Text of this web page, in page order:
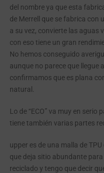
del nombre ya que esta
de Merrell que se fabrica con
a su vez, convierte las aguas
con eso tiene un gran
No hemos conseguido
aunque no parece que llegue
confirmamos que es plana
natural.
Lo de “ECO” va muy en serio
tiene también varias partes
upper es de una malla de
que deja sitio abundante
reciclado y tengo que decir